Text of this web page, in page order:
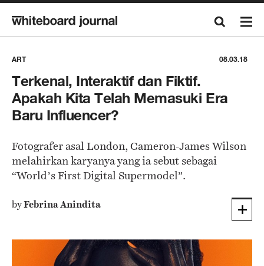
ART 08.03.18
Terkenal, Interaktif dan Fiktif.
Apakah Kita Telah Memasuki Era
Baru Influencer?
Fotografer asal London, Cameron-James Wilson
melahirkan karyanya yang ia sebut sebagai
“World’s First Digital Supermodel”.
byFebrina Anindita